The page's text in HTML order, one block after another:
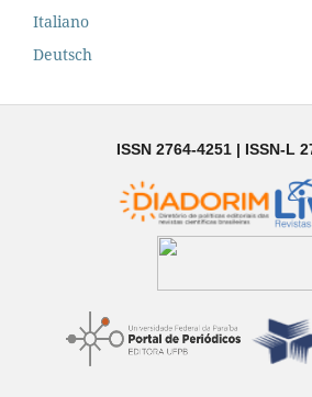
Italiano
Deutsch
ISSN 2764-4251 | ISSN-L